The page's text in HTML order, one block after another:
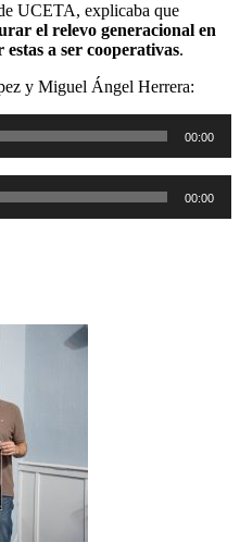
UCETA, explicaba que
el relevo generacional en
a ser cooperativas.
y Miguel Ángel Herrera:
00:00
00:00